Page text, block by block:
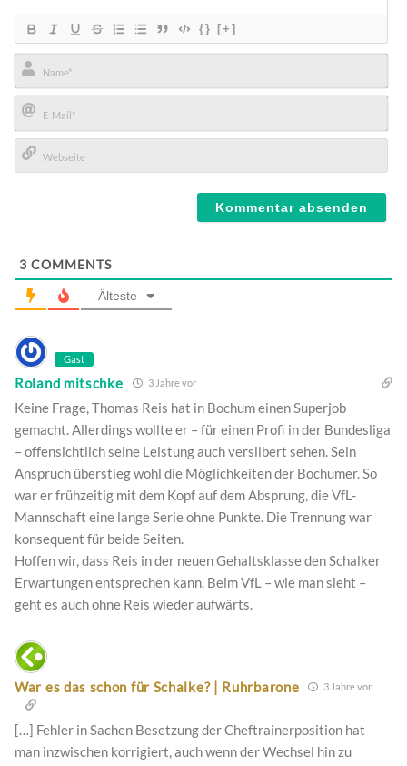
{} [+]
Name*
E-
Mail*
3 COMMENTS
Älteste
Gast
Roland mitschke 3 Jahre vor
Keine Frage, Thomas Reis hat in Bochum einen Superjob
gemacht. Allerdings wollte er – für einen Profi in der Bundesliga
– offensichtlich seine Leistung auch versilbert sehen. Sein
Anspruch überstieg wohl die Möglichkeiten der Bochumer. So
war er frühzeitig mit dem Kopf auf dem Absprung, die VfL-
Mannschaft eine lange Serie ohne Punkte. Die Trennung war
konsequent für beide Seiten.
Hoffen wir, dass Reis in der neuen Gehaltsklasse den Schalker
Erwartungen entsprechen kann. Beim VfL – wie man sieht –
geht es auch ohne Reis wieder aufwärts.
War es das schon für Schalke? | Ruhrbarone 3 Jahre vor
[…] Fehler in Sachen Besetzung der Cheftrainerposition hat
man inzwischen korrigiert, auch wenn der Wechsel hin zu